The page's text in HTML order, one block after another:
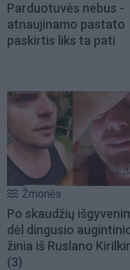
Parduotuvės nebus -
atnaujinamo pastato
paskirtis liks ta pati
Žmonės
Po skaudžių
dėl dingusio
žinia iš Ruslano
(3)